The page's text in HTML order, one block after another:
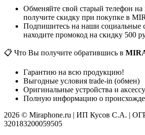
Обменяйте свой старый телефон
получите скидку при покупке в
Подпишитесь на наши социальные
находите промокод на скидку 500
📋 Что Вы получите обратившись в
Гарантию на всю продукцию!
Выгодные условия trade-in (обмен)
Оригинальные устройства и
Полную информацию о
2026 © Miraphone.ru | ИП Кусов С.А. |
320183200059505